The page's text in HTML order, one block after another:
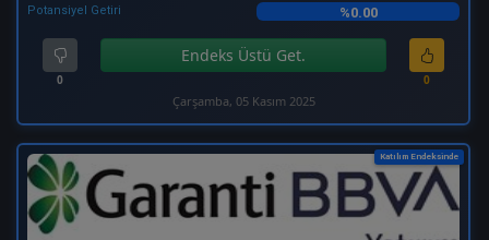
Potansiyel Getiri %0.00
0
Endeks Üstü Get.
0
Çarşamba, 05 Kasım 2025
Katılım Endeksinde